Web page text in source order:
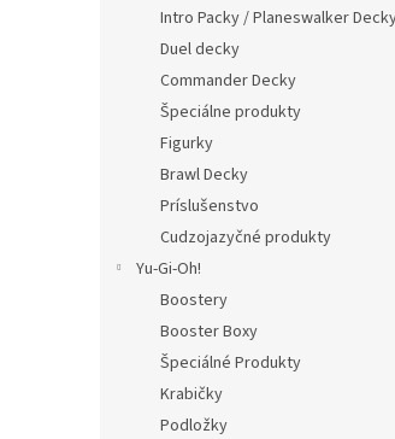
Intro Packy / Planeswalker
Duel decky
Commander Decky
Špeciálne produkty
Figurky
Brawl Decky
Príslušenstvo
Cudzojazyčné produkty
Yu-Gi-Oh!
Boostery
Booster Boxy
Špeciálné Produkty
Krabičky
Podložky